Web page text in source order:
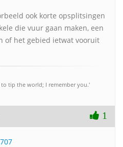
ook korte opsplitsingen
die vuur gaan maken, een
of het gebied ietwat vooruit
tip the world; I remember you.'
1